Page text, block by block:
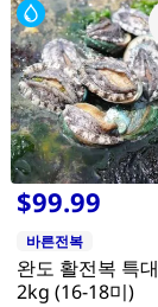
$99.99
바른전복
완도 활전복 특대
2kg (16-18미)